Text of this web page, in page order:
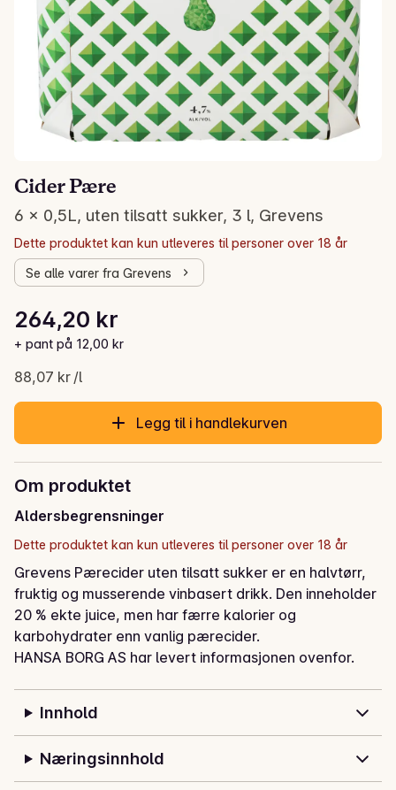
Cider Pære
6 x 0,5L, uten tilsatt sukker, 3 l, Grevens
Dette produktet kan kun utleveres til personer over 18 år
Se alle varer fra Grevens
Gjeldende pris er: 264,20 kr
264,20 kr
+ pant på 12,00 kr
88,07 kr /l
Stykkpris: 88,07 kr /l
Legg til i handlekurven
Om produktet
Aldersbegrensninger
Dette produktet kan kun utleveres til personer over 18 år
Grevens Pærecider uten tilsatt sukker er en halvtørr,
fruktig og musserende vinbasert drikk. Den inneholder
20 % ekte juice, men har færre kalorier og
karbohydrater enn vanlig pærecider.
HANSA BORG AS har levert informasjonen ovenfor.
Innhold
Næringsinnhold